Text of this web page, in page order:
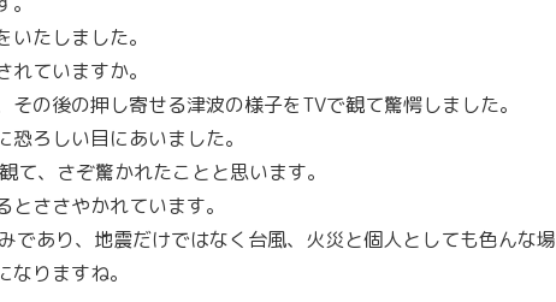
たしました。
ていますか。
の後の押し寄せる津波の様子をTVで観て驚愕しました。
ろしい目にあいました。
て、さぞ驚かれたことと思います。
ささやかれています。
であり、地震だけではなく台風、火災と個人としても色んな場
りますね。